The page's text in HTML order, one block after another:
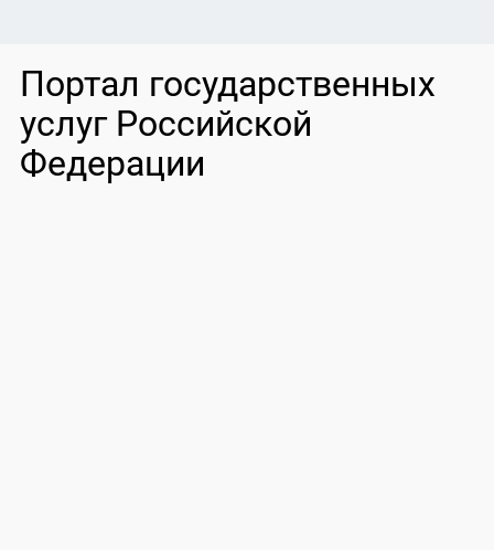
Портал государственных
услуг Российской
Федерации